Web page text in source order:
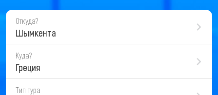
Откуда?
Шымкента
Куда?
Греция
Тип тура